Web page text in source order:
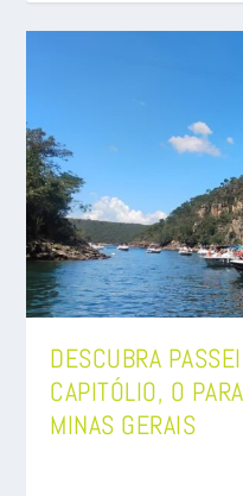
DESCUBRA
CAPITÓLIO, O
MINAS GERAIS